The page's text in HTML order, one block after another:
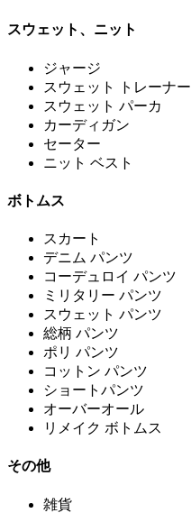
スウェット、ニット
ジャージ
スウェット トレーナー
スウェット パーカ
カーディガン
セーター
ニット ベスト
ボトムス
スカート
デニム パンツ
コーデュロイ パンツ
ミリタリー パンツ
スウェット パンツ
総柄 パンツ
ポリ パンツ
コットン パンツ
ショートパンツ
オーバーオール
リメイク ボトムス
その他
雑貨